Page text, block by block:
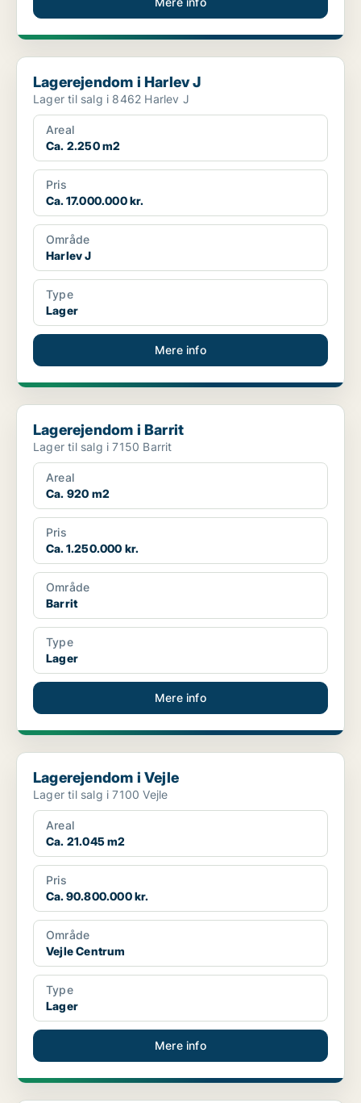
Lagerejendom i Harlev J
Lagerejendom i Harlev J
Lager til salg i 8462 Harlev J
Areal
Ca. 2.250 m2
Pris
Ca. 17.000.000 kr.
Område
Harlev J
Type
Lager
Mere info
Lagerejendom i Barrit
Lagerejendom i Barrit
Lager til salg i 7150 Barrit
Areal
Ca. 920 m2
Pris
Ca. 1.250.000 kr.
Område
Barrit
Type
Lager
Mere info
Lagerejendom i Vejle
Lagerejendom i Vejle
Lager til salg i 7100 Vejle
Areal
Ca. 21.045 m2
Pris
Ca. 90.800.000 kr.
Område
Vejle Centrum
Type
Lager
Mere info